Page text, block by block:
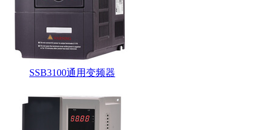
SSB3100通用变频器